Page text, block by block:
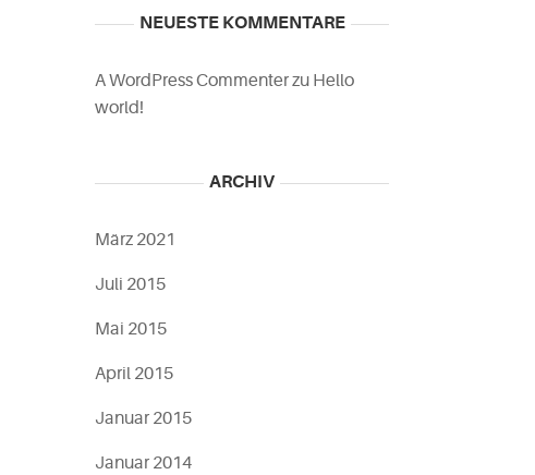
NEUESTE KOMMENTARE
A WordPress Commenterzu Hello
world!
ARCHIV
März 2021
Juli 2015
Mai 2015
April 2015
Januar 2015
Januar 2014